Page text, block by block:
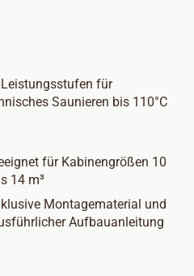
für
Saunieren bis 110°C
für Kabinengrößen 10
14 m³
Montagematerial und
Aufbauanleitung